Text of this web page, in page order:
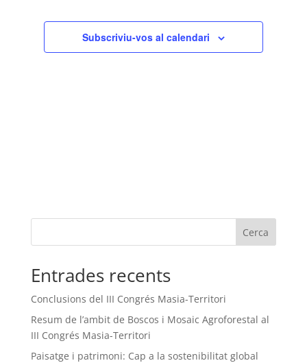
Subscriviu-vos al calendari
Cerca
Entrades recents
Conclusions del III Congrés Masia-Territori
Resum de l’ambit de Boscos i Mosaic Agroforestal al
III Congrés Masia-Territori
Paisatge i patrimoni: Cap a la sostenibilitat global